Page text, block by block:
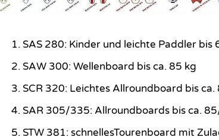
SAS 280: Kinder und leichte Paddler bis
SAW 300: Wellenboard bis ca. 85 kg
SCR 320: Leichtes Allroundboard bis ca.
SAR 305/335: Allroundboards bis ca.
STW 381: schnellesTourenboard mit